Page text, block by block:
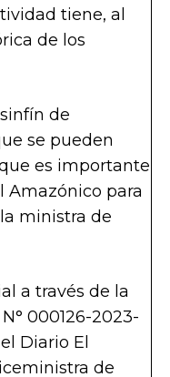
tiene, al
de los
de
se pueden
es importante
Amazónico para
ministra de
a través de la
000126-2023-
Diario El
de